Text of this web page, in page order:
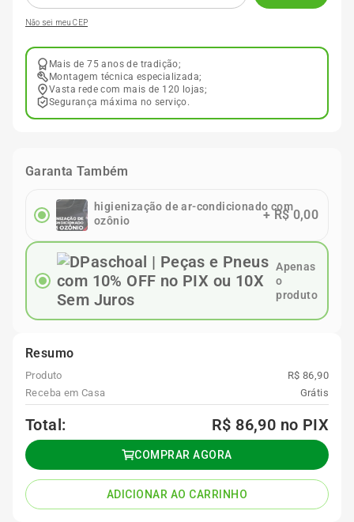
Não sei meu CEP
Mais de 75 anos de tradição;
Montagem técnica especializada;
Vasta rede com mais de 120 lojas;
Segurança máxima no serviço.
Garanta Também
higienização de ar-condicionado com
ozônio
+R$ 0,00
Apenas
o
produto
Resumo
Produto
R$ 86,90
Receba em Casa
Grátis
Total: R$ 86,90 no PIX
COMPRAR AGORA
ADICIONAR AO CARRINHO